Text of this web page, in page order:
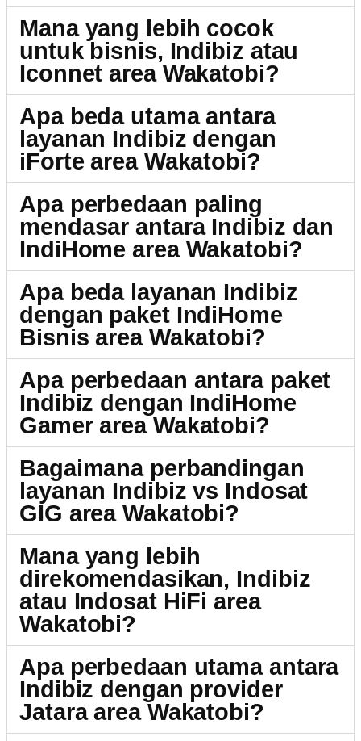
Mana yang lebih cocok
untuk bisnis, Indibiz atau
Iconnet area Wakatobi?
Apa beda utama antara
layanan Indibiz dengan
iForte area Wakatobi?
Apa perbedaan paling
mendasar antara Indibiz dan
IndiHome area Wakatobi?
Apa beda layanan Indibiz
dengan paket IndiHome
Bisnis area Wakatobi?
Apa perbedaan antara paket
Indibiz dengan IndiHome
Gamer area Wakatobi?
Bagaimana perbandingan
layanan Indibiz vs Indosat
GIG area Wakatobi?
Mana yang lebih
direkomendasikan, Indibiz
atau Indosat HiFi area
Wakatobi?
Apa perbedaan utama antara
Indibiz dengan provider
Jatara area Wakatobi?